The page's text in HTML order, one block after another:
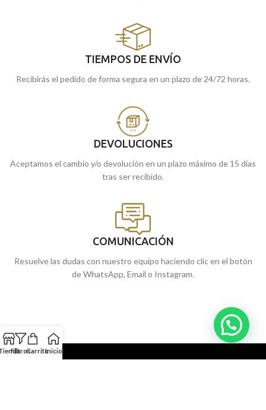
TIEMPOS DE ENVÍO
Recibirás el pedido de forma segura en un plazo de 24/72 horas.
DEVOLUCIONES
Aceptamos el cambio y/o devolución en un plazo máximo de 15 días
tras ser recibido.
COMUNICACIÓN
Resuelve las dudas con nuestro equipo haciendo clic en el botón
de WhatsApp, Email o Instagram.
FiltrosCarritoInicio